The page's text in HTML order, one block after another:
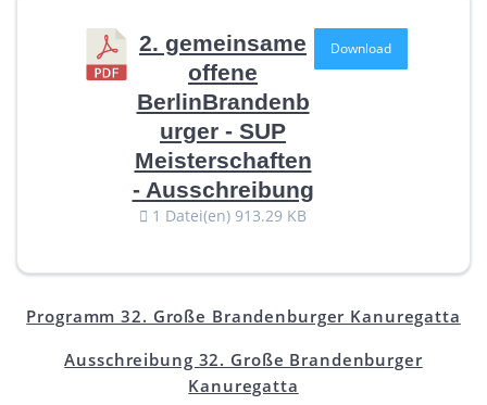
2. gemeinsame
offene
BerlinBrandenb
urger - SUP
Meisterschaften
- Ausschreibung
1 Datei(en) 913.29 KB
Download
Programm 32. Große Brandenburger Kanuregatta
Ausschreibung 32. Große Brandenburger
Kanuregatta